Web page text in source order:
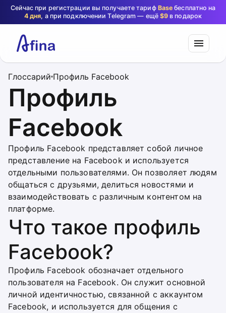
Сейчас при регистрации вы получаете тариф Base бесплатно на
4 дня, а при подключении Telegram — ещё $9 в подарок
Глоссарий Профиль Facebook
Профиль
Facebook
Профиль Facebook представляет собой личное
представление на Facebook и используется
отдельными пользователями. Он позволяет людям
общаться с друзьями, делиться новостями и
взаимодействовать с различным контентом на
платформе.
Что такое профиль
Facebook?
Профиль Facebook обозначает отдельного
пользователя на Facebook. Он служит основной
личной идентичностью, связанной с аккаунтом
Facebook, и используется для общения с